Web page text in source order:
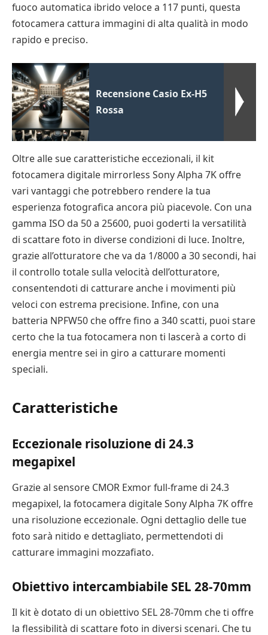
fuoco automatica ibrido veloce a 117 punti, questa
fotocamera cattura immagini di alta qualità in modo
rapido e preciso.
Recensione Casio Ex-H5
Rossa
Oltre alle sue caratteristiche eccezionali, il kit
fotocamera digitale mirrorless Sony Alpha 7K offre
vari vantaggi che potrebbero rendere la tua
esperienza fotografica ancora più piacevole. Con una
gamma ISO da 50 a 25600, puoi goderti la versatilità
di scattare foto in diverse condizioni di luce. Inoltre,
grazie all’otturatore che va da 1/8000 a 30 secondi, hai
il controllo totale sulla velocità dell’otturatore,
consentendoti di catturare anche i movimenti più
veloci con estrema precisione. Infine, con una
batteria NPFW50 che offre fino a 340 scatti, puoi stare
certo che la tua fotocamera non ti lascerà a corto di
energia mentre sei in giro a catturare momenti
speciali.
Caratteristiche
Eccezionale risoluzione di 24.3
megapixel
Grazie al sensore CMOR Exmor full-frame di 24.3
megapixel, la fotocamera digitale Sony Alpha 7K offre
una risoluzione eccezionale. Ogni dettaglio delle tue
foto sarà nitido e dettagliato, permettendoti di
catturare immagini mozzafiato.
Obiettivo intercambiabile SEL 28-70mm
Il kit è dotato di un obiettivo SEL 28-70mm che ti offre
la flessibilità di scattare foto in diversi scenari. Che tu